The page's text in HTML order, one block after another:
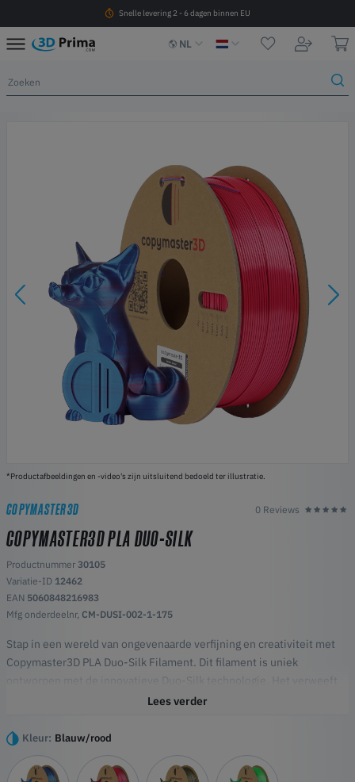
Snelle levering 2 - 6 dagen binnen EU
NL
*Productafbeeldingen en -video's zijn uitsluitend bedoeld ter illustratie.
COPYMASTER3D 0 Reviews
COPYMASTER3D PLA DUO-SILK
Productnummer 30105
Variatie-ID 12462
EAN 5060848216983
Mfg onderdeelnr, CM-DUSI-002-1-175
Stap in een wereld van ongevenaarde verfijning en creativiteit met
Copymaster3D PLA Duo-Silk Filament. Dit filament is uniek
ontworpen met de innovatieve Duo-Silk technologie. Het verweeft
naadloos twee complementaire kleuren in één streng, waardoor
tweekleurige schittering laten zien.
Hoogtepunten
Duo-Zijde Technologie
Lees verder
Kleur: Blauw/rood